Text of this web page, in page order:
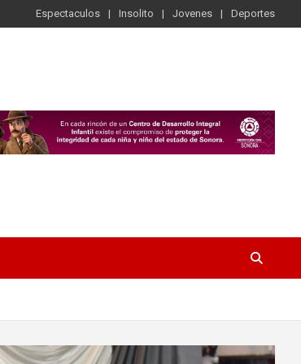
Espectaculos Insolito Jovenes Deportes